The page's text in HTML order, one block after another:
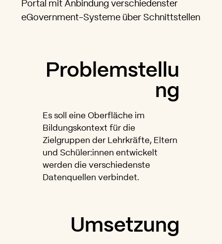
Portal mit Anbindung verschiedenster
eGovernment-Systeme über Schnittstellen
Problemstellu
ng
Es soll eine Oberfläche im
Bildungskontext für die
Zielgruppen der Lehrkräfte, Eltern
und Schüler:innen entwickelt
werden die verschiedenste
Datenquellen verbindet.
Umsetzung